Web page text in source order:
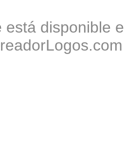
está disponible